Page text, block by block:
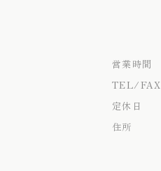
営業時間
TEL/FAX
定休日
住所